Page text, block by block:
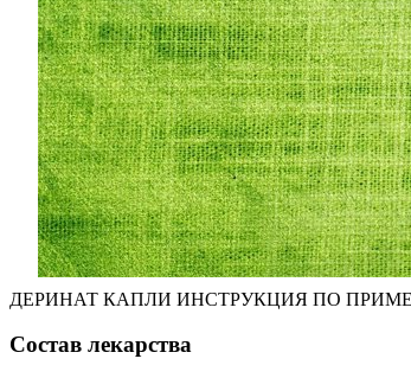
ДЕРИНАТ КАПЛИ ИНСТРУКЦИЯ ПО
Состав лекарства